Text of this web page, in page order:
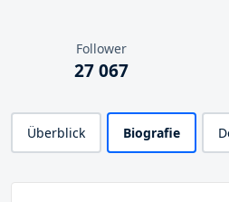
Follower
27 067
Überblick Biografie